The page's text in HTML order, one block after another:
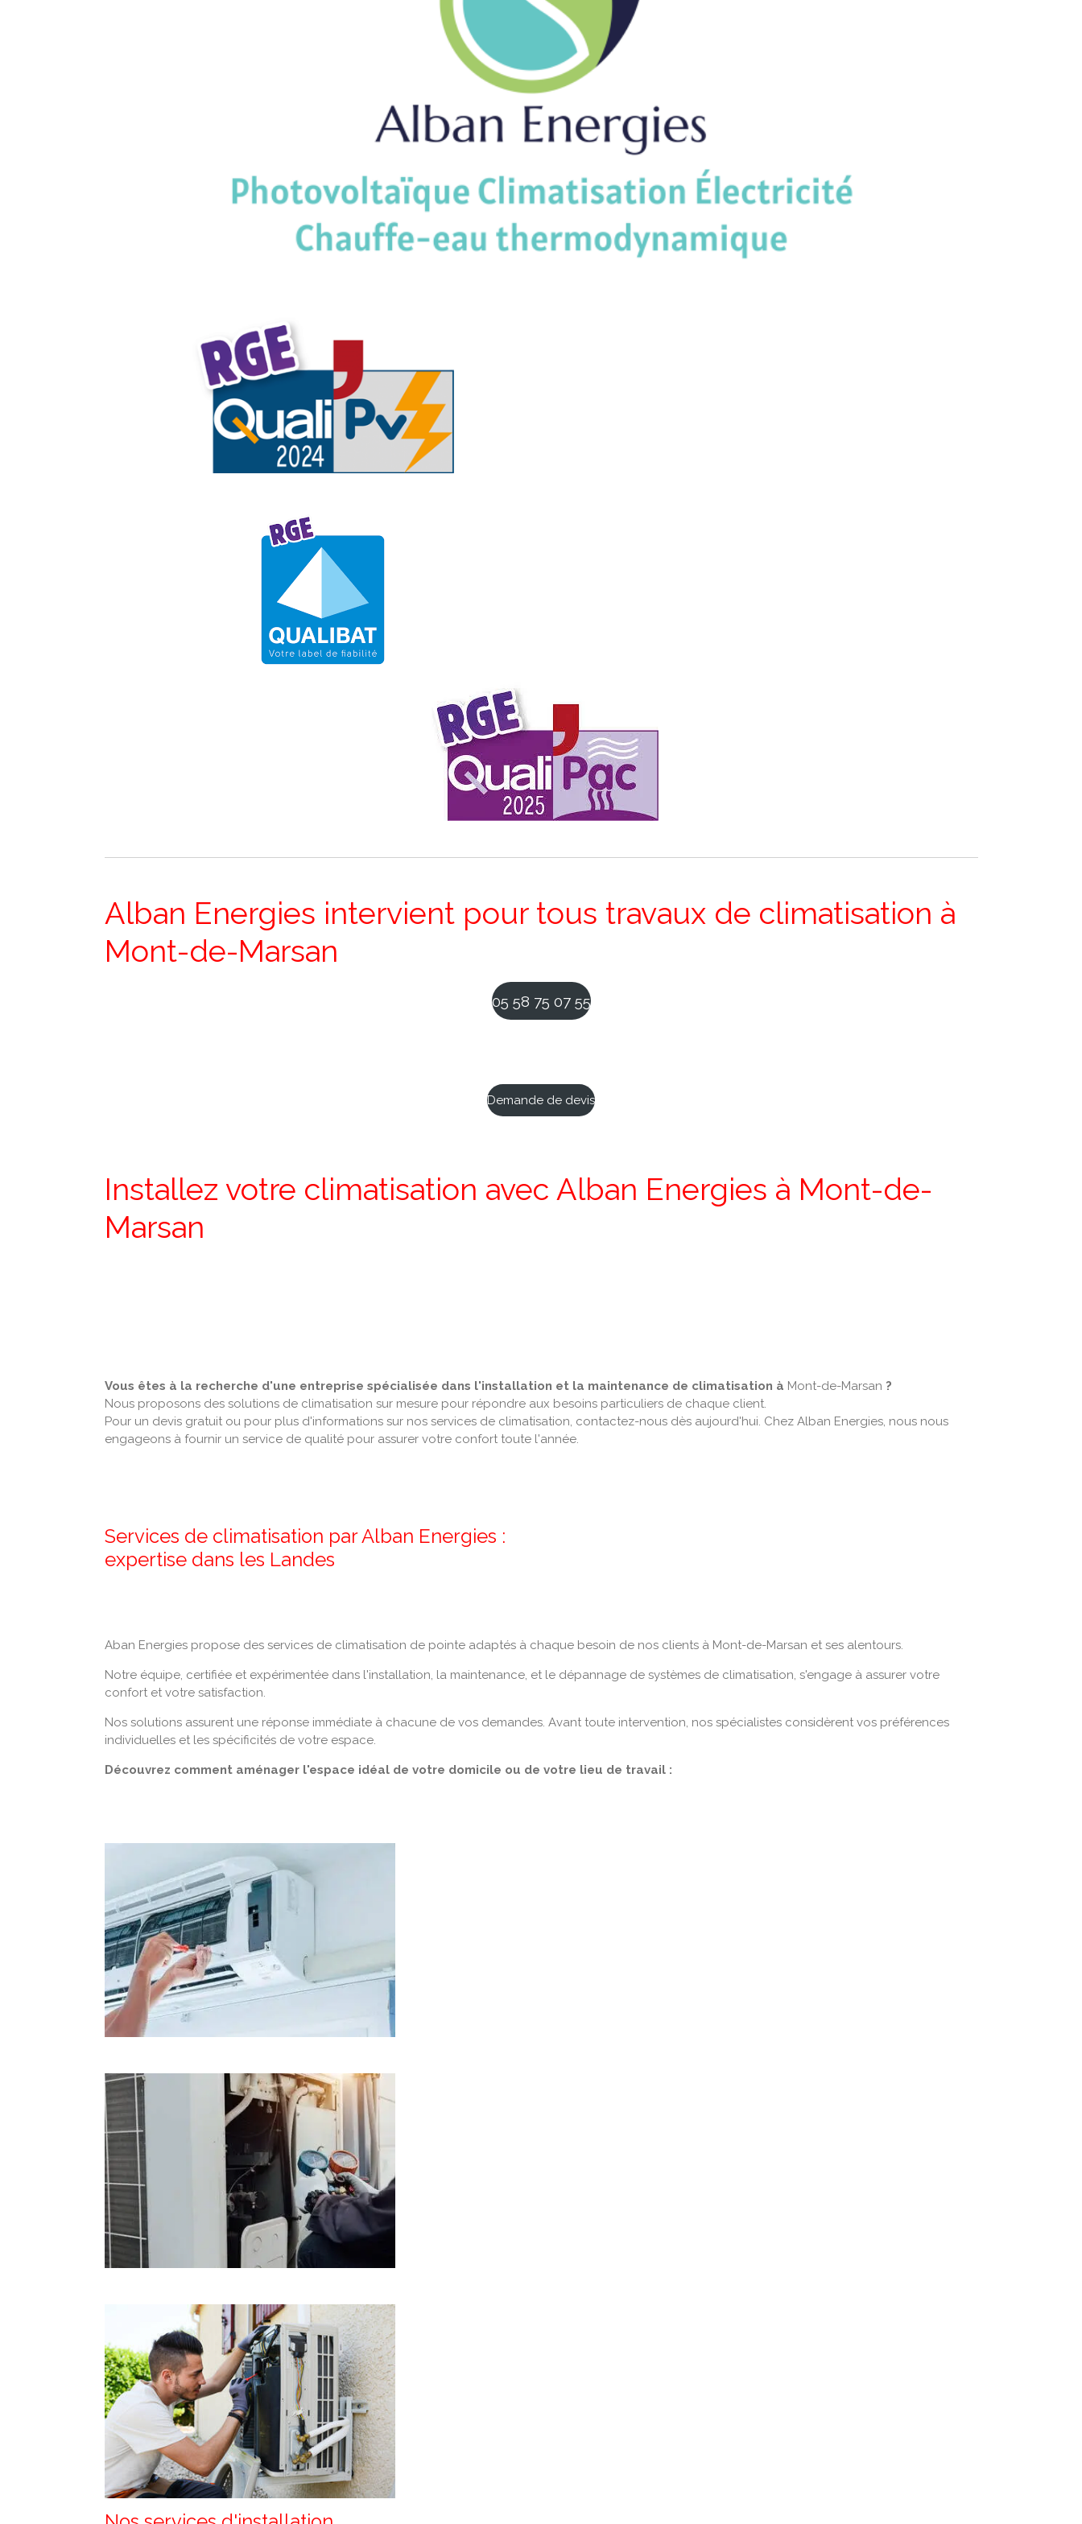
Alban Energies intervient pour tous travaux de climatisation à
Mont-de-Marsan
05 58 75 07 55
Demande de devis
Installez votre climatisation avec Alban Energies à Mont-de-
Marsan
Vous êtes à la recherche d'une entreprise spécialisée dans l'installation et la maintenance de climatisation à Mont-de-Marsan ?
Nous proposons des solutions de climatisation sur mesure pour répondre aux besoins particuliers de chaque client.
Pour un devis gratuit ou pour plus d'informations sur nos services de climatisation, contactez-nous dès aujourd'hui. Chez Alban Energies, nous nous
engageons à fournir un service de qualité pour assurer votre confort toute l'année.
Services de climatisation par Alban Energies :
expertise dans les Landes
Aban Energies propose des services de climatisation de pointe adaptés à chaque besoin de nos clients à Mont-de-Marsan et ses alentours.
Notre équipe, certifiée et expérimentée dans l'installation, la maintenance, et le dépannage de systèmes de climatisation, s'engage à assurer votre
confort et votre satisfaction.
Nos solutions assurent une réponse immédiate à chacune de vos demandes. Avant toute intervention, nos spécialistes considèrent vos préférences
individuelles et les spécificités de votre espace.
Découvrez comment aménager l'espace idéal de votre domicile ou de votre lieu de travail :